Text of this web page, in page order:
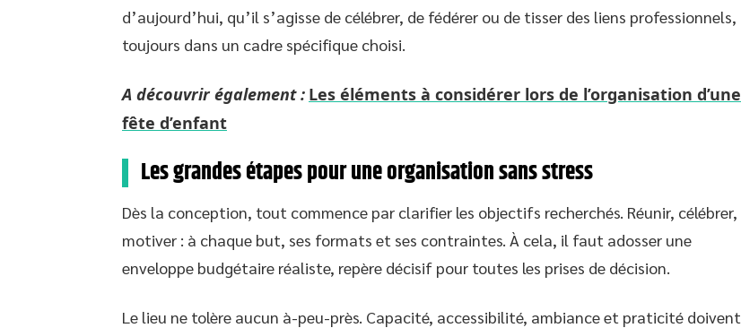
d’aujourd’hui, qu’il s’agisse de célébrer, de fédérer ou de tisser des liens professionnels,
toujours dans un cadre spécifique choisi.
A découvrir également : Les éléments à considérer lors de l’organisation d’une
fête d’enfant
Les grandes étapes pour une organisation sans stress
Dès la conception, tout commence par clarifier les objectifs recherchés. Réunir, célébrer,
motiver : à chaque but, ses formats et ses contraintes. À cela, il faut adosser une
enveloppe budgétaire réaliste, repère décisif pour toutes les prises de décision.
Le lieu ne tolère aucun à-peu-près. Capacité, accessibilité, ambiance et praticité doivent